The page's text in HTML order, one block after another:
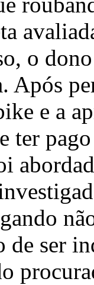
o
Após
e a
ter
de ser